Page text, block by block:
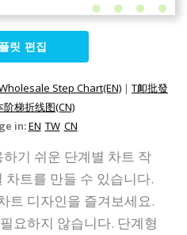
릿 편집
Step Chart(EN) | T卹批發
梯折线图(CN)
in:EN TW CN
기 쉬운 단계별 차트 작
차트를 만들 수 있습니다.
트 디자인을 즐겨보세요.
요하지 않습니다. 단계형